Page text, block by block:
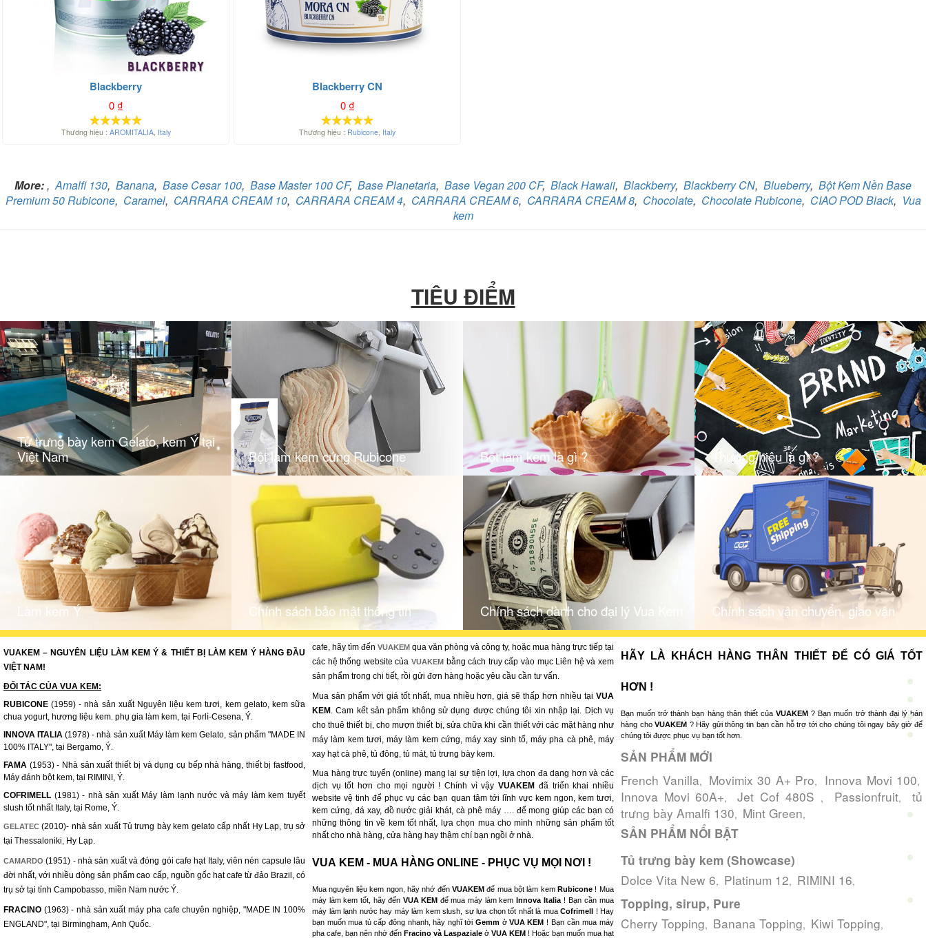
Blackberry
0₫
Thương hiệu : AROMITALIA, Italy
Blackberry CN
0₫
Thương hiệu : Rubicone, Italy
More:,Amalfi 130, Banana, Base Cesar 100, Base Master 100 CF, Base Planetaria, Base Vegan 200 CF, Black Hawaii, Blackberry, Blackberry CN, Blueberry, Bột Kem Nền Base
Premium 50 Rubicone, Caramel, CARRARA CREAM 10, CARRARA CREAM 4, CARRARA CREAM 6, CARRARA CREAM 8, Chocolate, Chocolate Rubicone, CIAO POD Black, Vua
kem
TIÊU ĐIỂM
Tử trưng bày kem Gelato, kem Ý tại
Việt Nam
Bột làm kem cứng Rubicone Bột làm kem là gì ? Thương hiệu là gì ?
Làm kem Ý Chính sách bảo mật thông tin Chính sách dành cho đại lý Vua Kem Chính sách vận chuyển, giao vận
VUAKEM – NGUYÊN LIỆU LÀM KEM Ý & THIẾT BỊ LÀM KEM Ý HÀNG ĐẦU
VIỆT NAM!
ĐỐI TÁC CỦA VUA KEM:
RUBICONE (1959) - nhà sản xuất Nguyên liệu kem tươi, kem gelato, kem sữa
chua yogurt, hương liệu kem. phụ gia làm kem, tại Forlì-Cesena, Ý.
INNOVA ITALIA (1978) - nhà sản xuất Máy làm kem Gelato, sản phẩm "MADE IN
100% ITALY", tại Bergamo, Ý.
FAMA (1953) - Nhà sản xuất thiết bị và dụng cụ bếp nhà hàng, thiết bị fastfood,
Máy đánh bột kem, tại RIMINI, Ý.
COFRIMELL (1981) - nhà sản xuất Máy làm lạnh nước và máy làm kem tuyết
slush tốt nhất Italy, tại Rome, Ý.
GELATEC (2010)- nhà sản xuất Tủ trưng bày kem gelato cấp nhất Hy Lạp, trụ sở
tại Thessaloniki, Hy Lạp.
CAMARDO (1951) - nhà sản xuất và đóng gói cafe hạt Italy, viên nén capsule lâu
đời nhất, với nhiều dòng sản phẩm cao cấp, nguồn gốc hạt cafe từ đảo Brazil, có
trụ sở tại tỉnh Campobasso, miền Nam nước Ý.
FRACINO (1963) - nhà sản xuất máy pha cafe chuyên nghiệp, "MADE IN 100%
ENGLAND", tại Birmingham, Anh Quốc.
cafe, hãy tìm đến VUAKEM qua văn phòng và công ty, hoặc mua hàng trực tiếp tại
các hệ thống website của VUAKEM bằng cách truy cấp vào mục Liên hệ và xem
sản phẩm trong chi tiết, rồi gửi đơn hàng hoặc yêu cầu cần tư vấn.
Mua sản phẩm với giá tốt nhất, mua nhiều hơn, giá sẽ thấp hơn nhiều tại VUA
KEM . Cam kết sản phẩm không sử dụng được chúng tôi xin nhập lại. Dịch vụ
cho thuê thiết bị, cho mượn thiết bị, sửa chữa khi cần thiết với các mặt hàng như
máy làm kem tươi, máy làm kem cứng, máy xay sinh tố, máy pha cà phê, máy
xay hạt cà phê, tủ đông, tủ mát, tủ trưng bày kem.
Mua hàng trực tuyến (online) mang lại sự tiện lợi, lựa chọn đa dạng hơn và các
dịch vụ tốt hơn cho mọi người ! Chính vì vậy VUAKEM đã triển khai nhiều
website vệ tinh để phục vụ các bạn quan tâm tới lĩnh vực kem ngon, kem tươi,
kem cứng, đá xay, đồ nước giải khát, cà phê máy …. để mong giúp các bạn có
những thông tin về kem tốt nhất, lựa chọn mua cho mình những sản phẩm tốt
nhất cho nhà hàng, cửa hàng hay thậm chí bạn ngồi ở nhà.
VUA KEM - MUA HÀNG ONLINE - PHỤC VỤ MỌI NƠI !
Mua nguyên liệu kem ngon, hãy nhớ đến VUAKEM để mua bột làm kem Rubicone ! Mua
máy làm kem tốt, hãy đến VUA KEM để mua máy làm kem Innova Italia ! Bạn cần mua
máy làm lạnh nước hay máy làm kem slush, sự lựa chọn tốt nhất là mua Cofrimell ! Hay
bạn muốn mua tủ cấp đông nhanh, hãy nghĩ tới Gemm ở VUA KEM ! Bạn cần mua máy
pha cafe, bạn nên nhớ đến Fracino và Laspaziale ở VUA KEM ! Hoặc bạn muốn mua hạt
HÃY LÀ KHÁCH HÀNG THÂN THIẾT ĐỂ CÓ GIÁ TỐT
HƠN !
Bạn muốn trở thành bạn hàng thân thiết của VUAKEM ? Bạn muốn trở thành đại lý bán
hàng cho VUAKEM ? Hãy gửi thông tin bạn cần hỗ trợ tới cho chúng tôi ngay bây giờ để
chúng tôi được phục vụ bạn tốt hơn.
SẢN PHẨM MỚI
French Vanilla, Movimix 30 A+ Pro, Innova Movi 100,
Innova Movi 60A+, Jet Cof 480S , Passionfruit, tủ
trưng bày Amalfi 130, Mint Green,
SẢN PHẨM NỔI BẬT
Tủ trưng bày kem (Showcase)
Dolce Vita New 6, Platinum 12, RIMINI 16,
Topping, sirup, Pure
Cherry Topping, Banana Topping, Kiwi Topping,